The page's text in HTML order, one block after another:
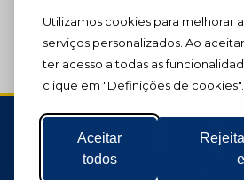
Utilizamos cookies para melhorar
serviços personalizados. Ao
ter acesso a todas as
clique em "Definições de
Aceitar
todos
« Voltar